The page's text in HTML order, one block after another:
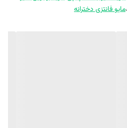
،مایو فانتزی دخترانه